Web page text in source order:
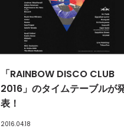
「RAINBOW DISCO CLUB
2016」のタイムテーブルが
表！
2016.04.18